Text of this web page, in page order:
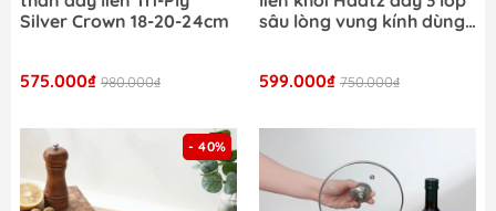
Silver Crown 18-20-24cm
575.000₫ 980.000₫
sâu lòng vung kính dùng
599.000₫ 750.000₫
- 40%